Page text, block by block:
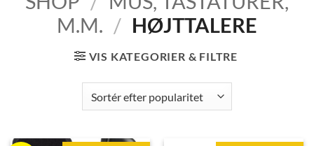
M.M. / HØJTTALERE
VIS KATEGORIER & FILTRE